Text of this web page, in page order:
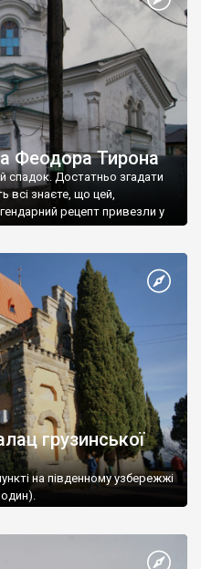
Феодора Тирона
спадок. Достатньо згадати
всі знаєте, що цей,
рецепт привезли у
грузинської
на південному узбережжі
один).